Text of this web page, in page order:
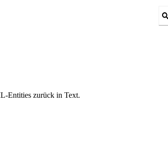
Entities zurück in Text.